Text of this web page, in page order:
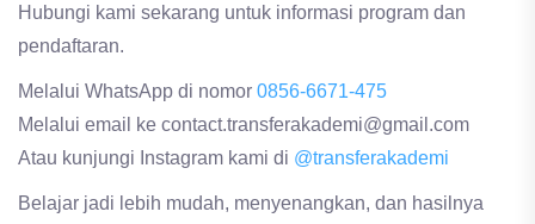
Hubungi kami sekarang untuk informasi program dan
pendaftaran.
Melalui WhatsApp di nomor 0856-6671-475
Melalui email ke contact.transferakademi@gmail.com
Atau kunjungi Instagram kami di @transferakademi
Belajar jadi lebih mudah, menyenangkan, dan hasilnya